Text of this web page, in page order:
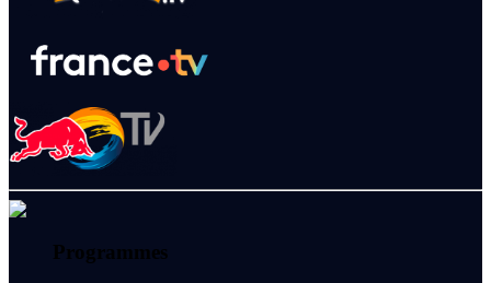
Programmes